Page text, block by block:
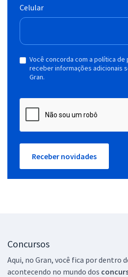
Celular
Você concorda com a política
receber informações adicionais
Gran.
Receber novidades
Concursos
Aqui, no Gran, você fica por dentro
acontecendo no mundo dos